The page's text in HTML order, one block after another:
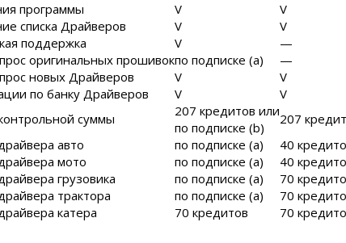
программы
V
V
списка Драйверов
V
V
поддержка
V
—
оригинальных прошивокпо подписке (a)
—
новых Драйверов
V
V
по банку Драйверов
V
V
суммы
207 кредитов или
по подписке (b)
207
авто
по подписке (a)
40
мото
по подписке (a)
40
грузовика
по подписке (a)
70
трактора
по подписке (a)
70
катера
70 кредитов 70